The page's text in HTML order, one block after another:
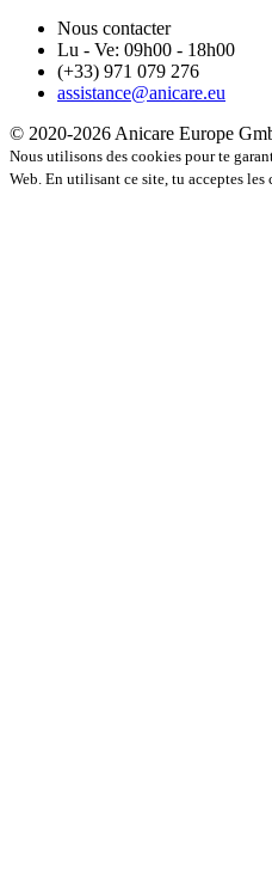
Nous contacter
Lu - Ve: 09h00 - 18h00
(+33) 971 079 276
assistance@anicare.eu
© 2020-2026 Anicare Europe
Nous utilisons des cookies pour te
Web. En utilisant ce site, tu acceptes les